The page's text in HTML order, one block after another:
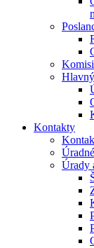
Kontakty
Úrady